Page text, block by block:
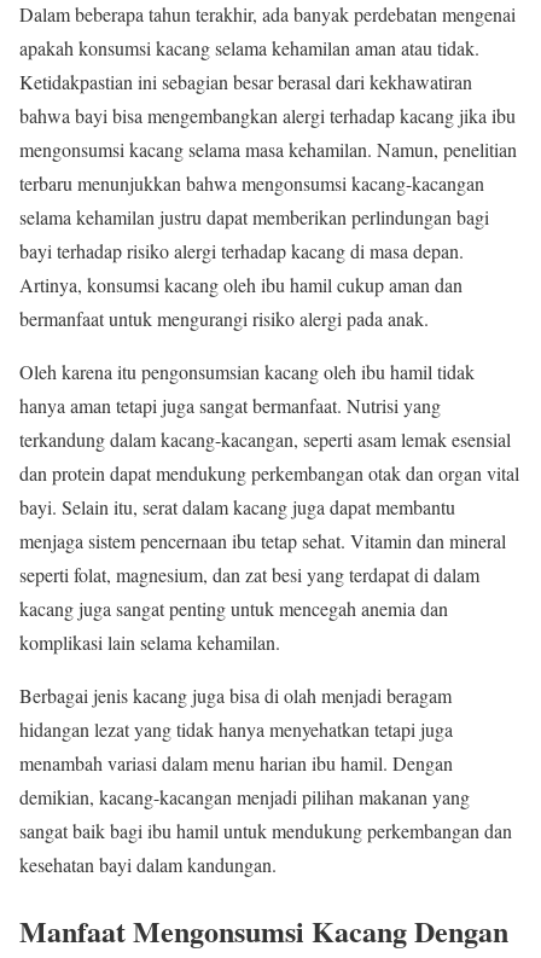
Dalam beberapa tahun terakhir, ada banyak perdebatan mengenai
apakah konsumsi kacang selama kehamilan aman atau tidak.
Ketidakpastian ini sebagian besar berasal dari kekhawatiran
bahwa bayi bisa mengembangkan alergi terhadap kacang jika ibu
mengonsumsi kacang selama masa kehamilan. Namun, penelitian
terbaru menunjukkan bahwa mengonsumsi kacang-kacangan
selama kehamilan justru dapat memberikan perlindungan bagi
bayi terhadap risiko alergi terhadap kacang di masa depan.
Artinya, konsumsi kacang oleh ibu hamil cukup aman dan
bermanfaat untuk mengurangi risiko alergi pada anak.
Oleh karena itu pengonsumsian kacang oleh ibu hamil tidak
hanya aman tetapi juga sangat bermanfaat. Nutrisi yang
terkandung dalam kacang-kacangan, seperti asam lemak esensial
dan protein dapat mendukung perkembangan otak dan organ vital
bayi. Selain itu, serat dalam kacang juga dapat membantu
menjaga sistem pencernaan ibu tetap sehat. Vitamin dan mineral
seperti folat, magnesium, dan zat besi yang terdapat di dalam
kacang juga sangat penting untuk mencegah anemia dan
komplikasi lain selama kehamilan.
Berbagai jenis kacang juga bisa di olah menjadi beragam
hidangan lezat yang tidak hanya menyehatkan tetapi juga
menambah variasi dalam menu harian ibu hamil. Dengan
demikian, kacang-kacangan menjadi pilihan makanan yang
sangat baik bagi ibu hamil untuk mendukung perkembangan dan
kesehatan bayi dalam kandungan.
Manfaat Mengonsumsi Kacang Dengan